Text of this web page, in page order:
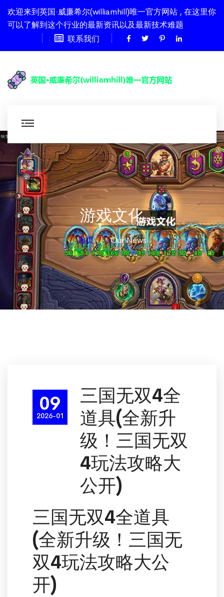
欢迎来到英国·威廉希尔(williamhill)唯一官方网站 , 在这里你
可以了解到这个行业的最新资讯以及最新技术难题
联系我们
游戏文化
首页 Our News
09
2026-01
三国无双4全
道具(全新升
级！三国无双
4玩法攻略大
公开)
三国无双4全道具
(全新升级！三国无
双4玩法攻略大公
开)